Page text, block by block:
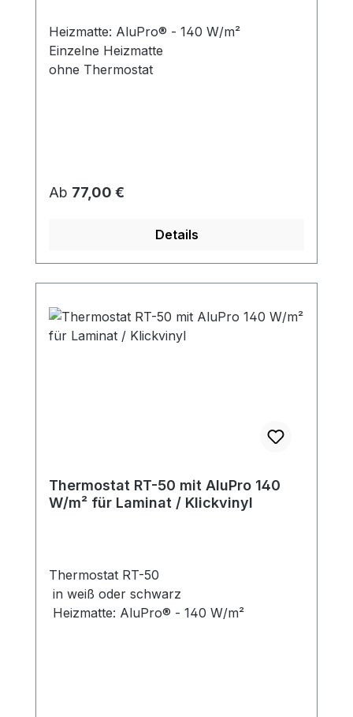
Heizmatte: AluPro® - 140 W/m²
Einzelne Heizmatte
ohne Thermostat
Regulärer Preis:
Ab 77,00 €
Details
Thermostat RT-50 mit AluPro 140
W/m² für Laminat / Klickvinyl
Thermostat RT-50
in weiß oder schwarz
Heizmatte: AluPro® - 140 W/m²